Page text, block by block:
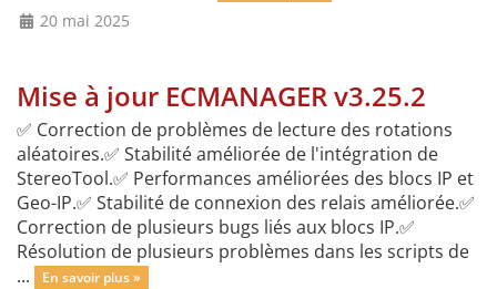
20 mai 2025
Mise à jour ECMANAGER v3.25.2
✅ Correction de problèmes de lecture des rotations
aléatoires.✅ Stabilité améliorée de l'intégration de
StereoTool.✅ Performances améliorées des blocs IP et
Geo-IP.✅ Stabilité de connexion des relais améliorée.✅
Correction de plusieurs bugs liés aux blocs IP.✅
Résolution de plusieurs problèmes dans les scripts de
...
En savoir plus »